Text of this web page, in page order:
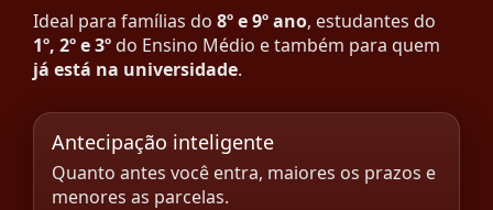
Ideal para famílias do 8º e 9º ano, estudantes do
1º, 2º e 3ºdo Ensino Médio e também para quem
já está na universidade.
Antecipação inteligente
Quanto antes você entra, maiores os prazos e
menores as parcelas.